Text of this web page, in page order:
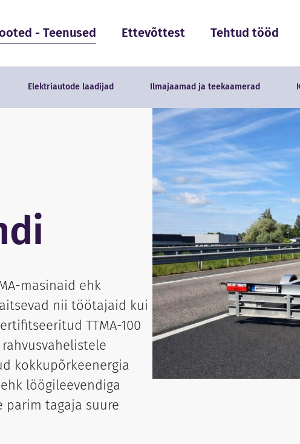
- Teenused Ettevõttest Tehtud tööd
Elektriautode laadijad Ilmajaamad ja teekaamerad
masinaid ehk
nii töötajaid kui
TTMA-100
kokkupõrkeenergia
löögileevendiga
tagaja suure